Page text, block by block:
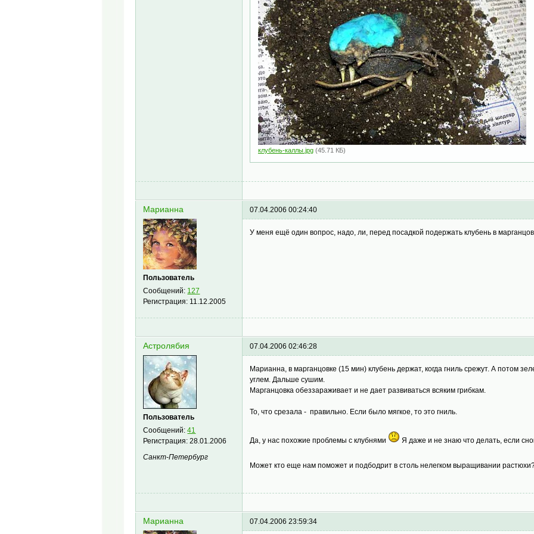
клубень-каллы.jpg (45.71 КБ)
Марианна
Пользователь
Сообщений: 127
Регистрация: 11.12.2005
07.04.2006 00:24:40
У меня ещё один вопрос, надо, ли, перед посадкой подержать клубень в
Астролябия
Пользователь
Сообщений:41
Регистрация:28.01.2006
Санкт-Петербург
07.04.2006 02:46:28
Марианна, в марганцовке (15 мин) клубень держат, когда гниль срежут. А потом
углем. Дальше сушим.
Марганцовка обеззараживает и не дает развиваться всяким грибкам.
То, что срезала - правильно. Если было мягкое, то это гниль.
Да, у нас похожие проблемы с клубнями Я даже и не знаю что делать, если
Может кто еще нам поможет и подбодрит в столь нелегком выращивании
Марианна 07.04.2006 23:59:34